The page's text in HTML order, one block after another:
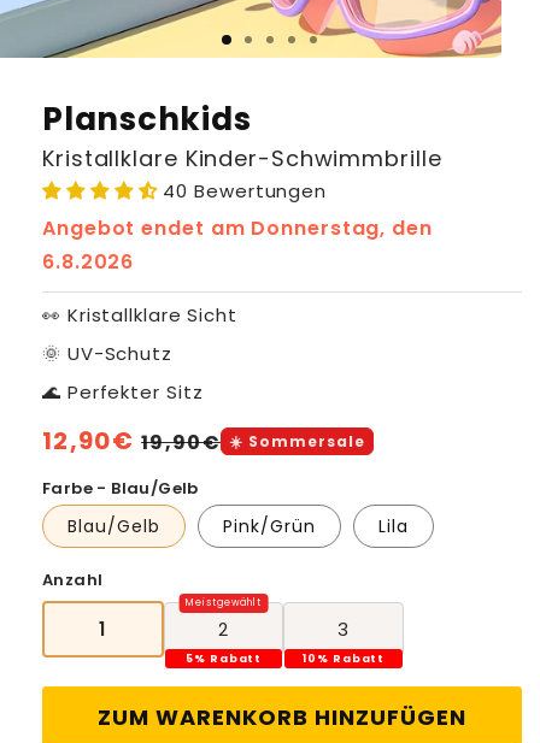
Planschkids
Kristallklare Kinder-Schwimmbrille
40 Bewertungen
Angebot endet am Donnerstag, den
6.8.2026
👀 Kristallklare Sicht
🌞 UV-Schutz
🌊 Perfekter Sitz
Normaler
Preis
12,90€ Verkaufspreis
19,90€ ☀️ Sommersale
Farbe - Blau/Gelb
Blau/Gelb Pink/Grün Lila
Anzahl
1 2
5% Rabatt
3
10% Rabatt
ZUM WARENKORB HINZUFÜGEN